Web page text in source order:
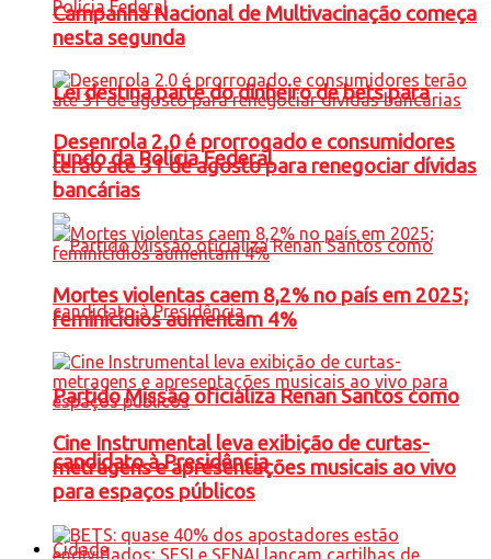
Lei destina parte do dinheiro de bets para
fundo da Polícia Federal
Partido Missão oficializa Renan Santos como
candidato à Presidência
Cidade
Campanha Nacional de Multivacinação começa
nesta segunda
Desenrola 2.0 é prorrogado e consumidores
terão até 31 de agosto para renegociar dívidas
bancárias
Mortes violentas caem 8,2% no país em 2025;
feminicídios aumentam 4%
Cine Instrumental leva exibição de curtas-
metragens e apresentações musicais ao vivo
para espaços públicos